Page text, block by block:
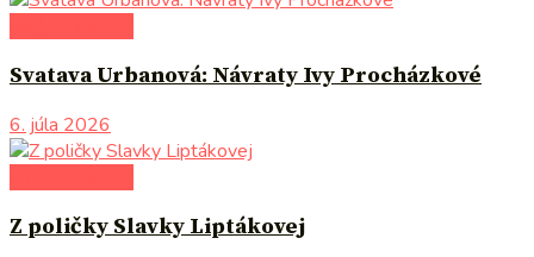
Svatava Urbanová: Návraty Ivy Procházkové
6. júla 2026
Z poličky Slavky Liptákovej